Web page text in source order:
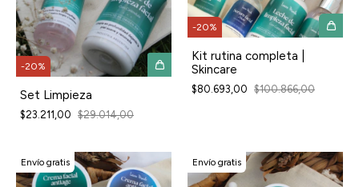
-20%
Set Limpieza
$23.211,00 $29.014,00
-20%
Kit rutina completa |
Skincare
$80.693,00 $100.866,00
Envío gratis Envío gratis